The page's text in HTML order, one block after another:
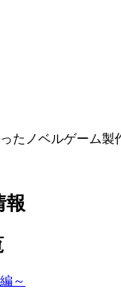
たノベルゲーム製
報